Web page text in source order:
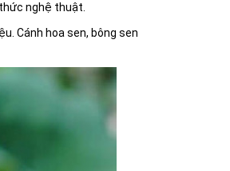
nghệ thuật.
Cánh hoa sen, bông sen